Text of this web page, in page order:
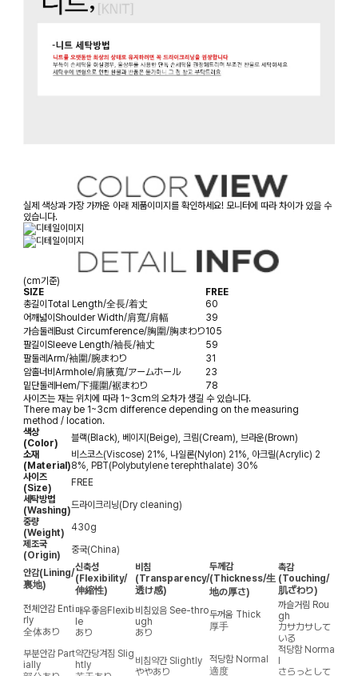
실제 색상과 가장 가까운 아래 제품이미지를 확인하세요! 모니터에 따라 차이가 있을 수
있습니다.
(cm기준)
SIZE
FREE
총길이 Total Length/全長/着丈
60
어깨넓이 Shoulder Width/肩寬/肩幅
39
가슴둘레 Bust Circumference/胸圍/胸まわり105
팔길이 Sleeve Length/袖長/袖丈
59
팔둘레 Arm/袖圍/腕まわり
31
암홀너비 Armhole/肩腋寬/アームホール
23
밑단둘레 Hem/下擺圍/裾まわり
78
사이즈는 재는 위치에 따라 1~3cm의 오차가 생길 수 있습니다.
There may be 1~3cm difference depending on the measuring
method / location.
색상
(Color)
블랙(Black), 베이지(Beige), 크림(Cream), 브라운(Brown)
소재
(Material)
비스코스(Viscose) 21%, 나일론(Nylon) 21%, 아크릴(Acrylic) 2
8%, PBT(Polybutylene terephthalate) 30%
사이즈
(Size)
FREE
세탁방법
(Washing)드라이크리닝(Dry cleaning)
중량
(Weight)
430g
제조국
(Origin)
중국(China)
안감(Lining/
裏地)
신축성
(Flexibility/
伸縮性)
비침
(Transparency/
透け感)
두께감
(Thickness/生
地の厚さ)
촉감
(Touching/
肌ざわり)
전체안감 Enti
rly
全体あり
매우좋음Flexib
le
あり
비침있음 See-thro
ugh
あり
두꺼움 Thick
厚手
까슬거림 Rou
gh
カサカサして
いる
부분안감 Part
ially
약간당겨짐 Slig
htly
비침약간 Slightly
ややあり
적당함 Normal
適度
적당함 Norma
さらっとして